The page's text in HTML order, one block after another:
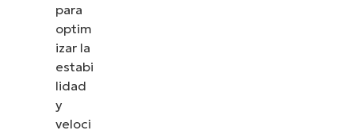
para
optim
izar la
estabi
lidad
y
veloci